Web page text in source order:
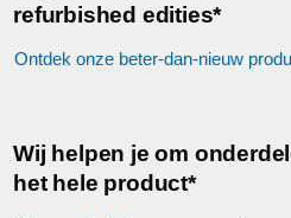
refurbished edities*
Ontdek onze beter-dan-nieuw
Wij helpen je om
het hele product*